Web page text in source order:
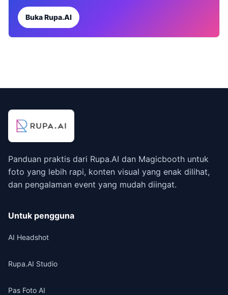
Buka Rupa.AI
Panduan praktis dari Rupa.AI dan Magicbooth untuk
foto yang lebih rapi, konten visual yang enak dilihat,
dan pengalaman event yang mudah diingat.
Untuk pengguna
AI Headshot
Rupa.AI Studio
Pas Foto AI